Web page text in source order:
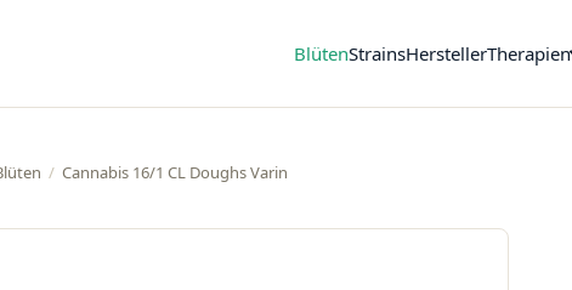
BlütenStrainsHerstellerTherapien
/ Cannabis 16/1 CL Doughs Varin